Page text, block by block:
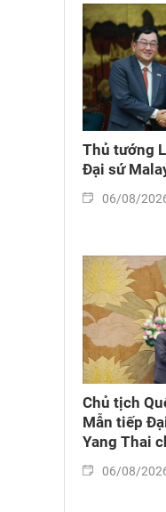
Thủ tướng
Đại sứ
06/08/
Chủ tịch
Mẫn tiếp
Yang Thai
06/08/